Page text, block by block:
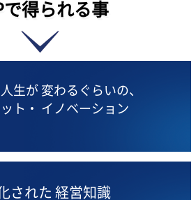
で得られる事
生が 変わるぐらいの、
ト・
イノベーション
された 経営知識